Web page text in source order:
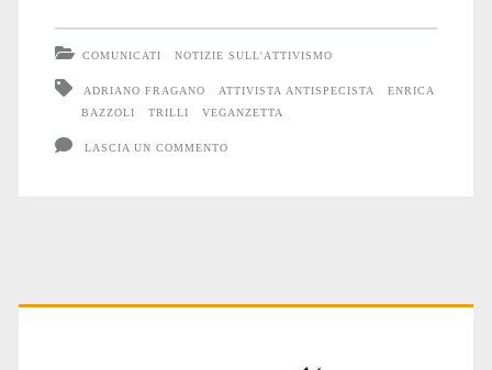
COMUNICATI NOTIZIE SULL'ATTIVISMO
ADRIANO FRAGANO ATTIVISTA ANTISPECISTA
ENRICA
BAZZOLI
TRILLI VEGANZETTA
LASCIA UN COMMENTO
Primary